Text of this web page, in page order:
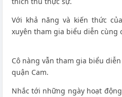
Với khả năng và kiến thức
xuyên tham gia biểu diễn cùng
Cô nàng vẫn tham gia biểu
quận Cam.
Nhắc tới những ngày hoạt